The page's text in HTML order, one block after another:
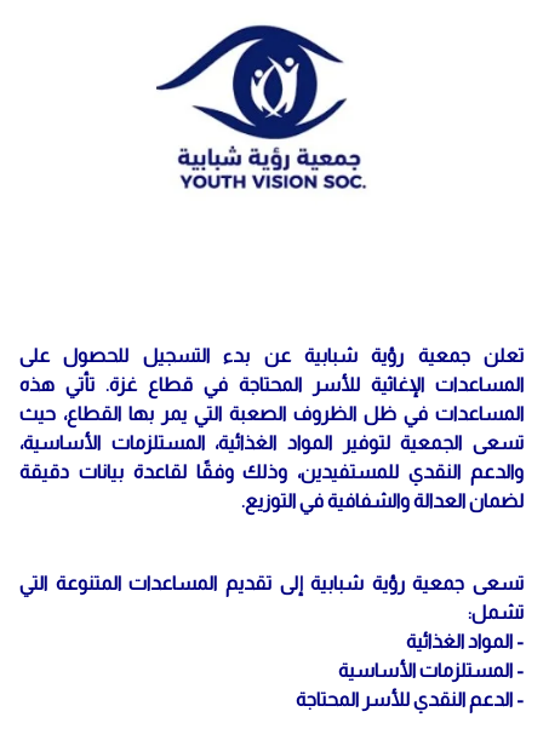
تعلن جمعية رؤية شبابية عن بدء التسجيل للحصول على
المساعدات الإغاثية للأسر المحتاجة في قطاع غزة. تأتي هذه
المساعدات في ظل الظروف الصعبة التي يمر بها القطاع، حيث
تسعى الجمعية لتوفير المواد الغذائية، المستلزمات الأساسية،
والدعم النقدي للمستفيدين، وذلك وفقًا لقاعدة بيانات دقيقة
لضمان العدالة والشفافية في التوزيع.
تسعى جمعية رؤية شبابية إلى تقديم المساعدات المتنوعة التي
تشمل:
- المواد الغذائية
- المستلزمات الأساسية
- الدعم النقدي للأسر المحتاجة